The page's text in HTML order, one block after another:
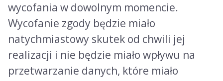
wycofania w dowolnym momencie.
Wycofanie zgody będzie miało
natychmiastowy skutek od chwili jej
realizacji i nie będzie miało wpływu na
przetwarzanie danych, które miało